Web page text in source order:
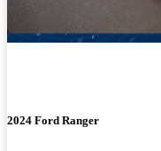
2024 Ford Ranger